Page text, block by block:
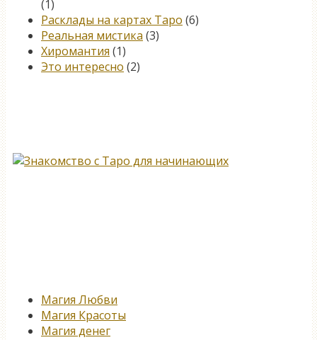
(1)
Расклады на картах Таро (6)
Реальная мистика (3)
Хиромантия (1)
Это интересно (2)
Магия Любви
Магия Красоты
Магия денег